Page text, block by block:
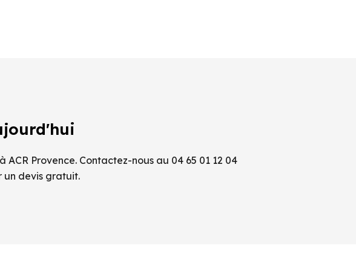
Provence. Contactez-nous au 04 65 01 12 04
un devis gratuit.